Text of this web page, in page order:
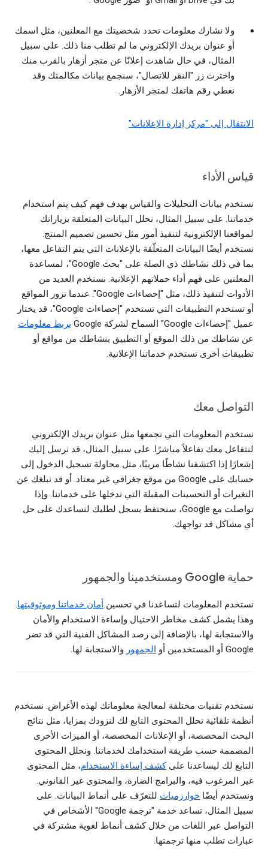
ولا نشارك معلومات تحدد شخصيتك مع المعلنين، مثل اسمك
أو عنوان بريدك الإلكتروني ما لم تطلب منا ذلك. على سبيل
المثال، في حال شاهدت إعلانًا عن متجر أزهار بالقرب منك
واخترت زر "النقر للاتصال"، سنجمع بيانات مكالمتك وقد
نعطي رقم هاتفك لمتجر الأزهار.
الانتقال إلى "مركز إدارة الإعلانات"
قياس الأداء
نستخدم بيانات التحليلات والقياس بهدف فهم كيف يتم استخدام
خدماتنا. على سبيل المثال، نحلل البيانات المتعلقة بزياراتك
لمواقعنا الإلكترونية لتنفيذ أمور مثل تحسين تصميم المنتج.
نستخدم أيضًا البيانات المتعلّقة بالإعلانات التي يتم التفاعل معها،
بما في ذلك نشاطك ذي الصلة على "بحث Google"، لمساعدة
المعلنين على فهم أداء حملاتهم الإعلانية. نستخدم العديد من
الأدوات لتنفيذ ذلك، مثل "إحصاءات Google". عندما تزور المواقع
أو تستخدم التطبيقات التي تستخدم "إحصاءات Google"، قد يختار
عميل "إحصاءات Google" السماح لشركة Google
بربط معلومات
عن نشاطك من ذلك الموقع أو التطبيق بنشاطك من مواقع أو
تطبيقات أخرى تستخدم خدماتنا الإعلانية.
التواصل معك
نستخدم المعلومات التي نجمعها مثل عنوان بريدك الإلكتروني
لنتفاعل معك تفاعلاً مباشرًا. على سبيل المثال، قد نرسل إليك
إشعارًا إذا اكتشفنا نشاطًا مريبًا، مثل محاولة تسجيل الدخول إلى
حسابك على Google من موقع جغرافي غير معتاد. أو قد نبلغك عن
التغيرات أو التحسينات المقبلة التي ندخلها على خدماتنا. وإذا
تواصلت مع Google، سنحتفظ بسجل لطلبك لنساعدك على حل
أي مشاكل قد تواجهك.
حماية Google ومستخدمينا والجمهور
نستخدم المعلومات لتساعدنا في تحسين أمان خدماتنا وموثوقيتها.
وهذا يشمل كشف مخاطر الاحتيال وإساءة الاستخدام والأمان
والاستجابة لها، بالإضافة إلى رصد المشاكل الفنية التي قد تضر
Google أو المستخدمين أو
الجمهور والاستجابة لها.
نستخدم تقنيات مختلفة لمعالجة معلوماتك لهذه الأغراض. نستخدم
أنظمة تلقائية تحلل المحتوى التابع لك لنزودك بمزايا، مثل نتائج
البحث المخصصة، أو الإعلانات المخصصة، أو الميزات الأخرى
المصممة حسب طريقة استخدامك لخدماتنا. ونحلل المحتوى
التابع لك ليساعدنا علىكشف إساءة الاستخدام، مثل المحتوى
غير المرغوب فيه، والبرامج الضارة، والمحتوى غير القانوني.
ونستخدم أيضًا خوارزميات للتعرّف على أنماط البيانات. على
سبيل المثال، تساعد خدمة "ترجمة Google" الأشخاص في
التواصل عبر اللغات من خلال كشف أنماط لغوية مشتركة في
عبارات تطلب منها ترجمتها.